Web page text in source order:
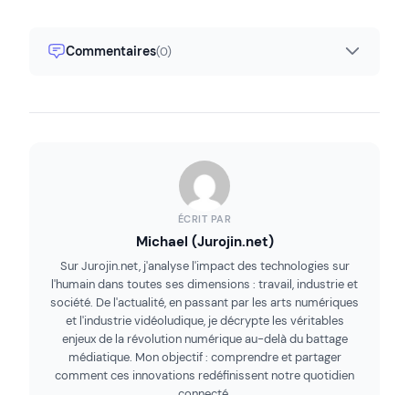
Commentaires(0)
ÉCRIT PAR
Michael (Jurojin.net)
Sur Jurojin.net, j'analyse l'impact des technologies sur
l'humain dans toutes ses dimensions : travail, industrie et
société. De l'actualité, en passant par les arts numériques
et l'industrie vidéoludique, je décrypte les véritables
enjeux de la révolution numérique au-delà du battage
médiatique. Mon objectif : comprendre et partager
comment ces innovations redéfinissent notre quotidien